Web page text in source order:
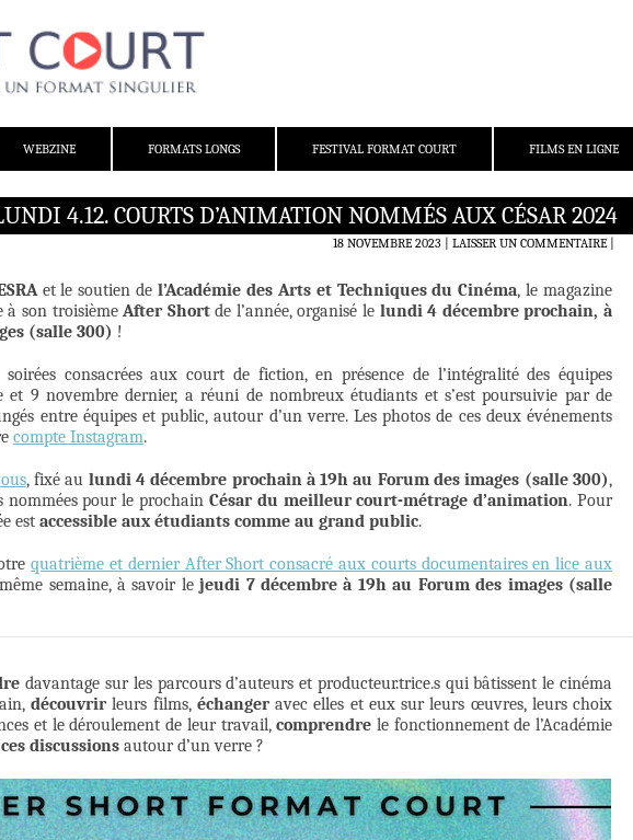
WEBZINE FORMATS LONGS FESTIVAL FORMAT COURT FILMS EN LIGNE
4.12. COURTS D’ANIMATION NOMMÉS AUX CÉSAR 2024
18 NOVEMBRE 2023 LAISSER UN COMMENTAIRE|
et le soutien de l’Académie des Arts et Techniques du Cinéma, le magazine
à son troisièmeAfter Shortde l’année, organisé le lundi 4 décembre prochain, à
(salle 300) !
soirées consacrées aux court de fiction, en présence de l’intégralité des équipes
et 9 novembre dernier, a réuni de nombreux étudiants et s’est poursuivie par de
entre équipes et public, autour d’un verre. Les photos de ces deux événements
compte Instagram.
, fixé au lundi 4 décembre prochain à 19h au Forum des images (salle 300),
nommées pour le prochain César du meilleur court-métrage d’animation. Pour
est accessible aux étudiants comme au grand public.
quatrième et dernier After Short consacré aux courts documentaires en lice aux
semaine, à savoir lejeudi 7 décembre à 19h au Forum des images (salle
davantage sur les parcours d’auteurs et producteur.trice.s qui bâtissent le cinéma
découvrirleurs films, échangeravec elles et eux sur leurs œuvres, leurs choix
et le déroulement de leur travail,comprendre le fonctionnement de l’Académie
discussions autour d’un verre ?